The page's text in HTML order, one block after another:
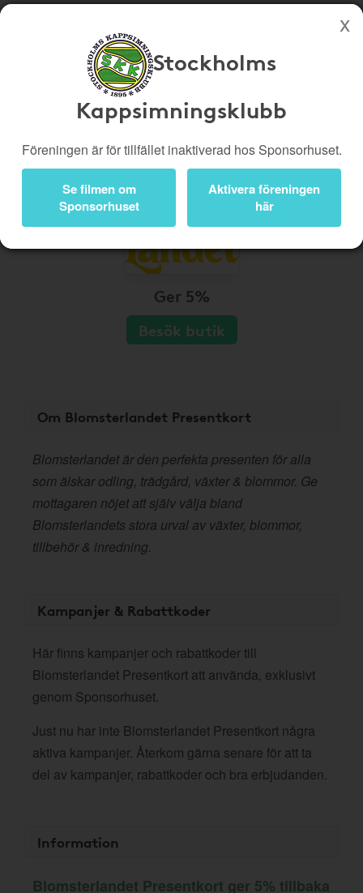
Köp genom denna sida stöttar Stockholms Kappsimningsklubb
Butiker
Presentkort
Bli medlem
Logga in
Stockholms
Kappsimningsklubb
Föreningen är för tillfället inaktiverad hos Sponsorhuset.
Se filmen om
Sponsorhuset
Aktivera föreningen
här
Ger 5%
Besök butik
Om Blomsterlandet Presentkort
Blomsterlandet är den perfekta presenten för alla
som älskar odling, trädgård, växter & blommor. Ge
mottagaren nöjet att själv välja bland
Blomsterlandets stora urval av växter, blommor,
tillbehör & inredning.
Kampanjer & Rabattkoder
Här finns kampanjer och rabattkoder till
Blomsterlandet Presentkort att använda, exklusivt
genom Sponsorhuset.
Just nu har inte Blomsterlandet Presentkort några
aktiva kampanjer. Återkom gärna senare för att ta
del av kampanjer, rabattkoder och bra erbjudanden.
Information
Blomsterlandet Presentkort ger 5% tillbaka